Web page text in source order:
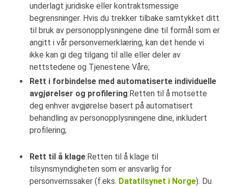
underlagt juridiske eller kontraktsmessige
begrensninger. Hvis du trekker tilbake samtykket ditt
til bruk av personopplysningene dine til formål som er
angitt i vår personvernerklæring, kan det hende vi
ikke kan gi deg tilgang til alle eller deler av
nettstedene og Tjenestene Våre;
Rett i forbindelse med automatiserte individuelle
avgjørelser og profilering:Retten til å motsette
deg enhver avgjørelse basert på automatisert
behandling av personopplysningene dine, inkludert
profilering;
Rett til å klage:Retten til å klage til
tilsynsmyndigheten som er ansvarlig for
personvernssaker (f.eks. Datatilsynet i Norge). Du